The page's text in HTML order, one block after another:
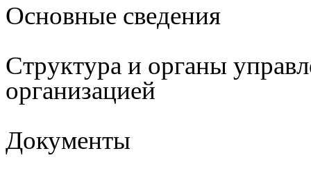
Основные сведения
Структура и органы
организацией
Документы